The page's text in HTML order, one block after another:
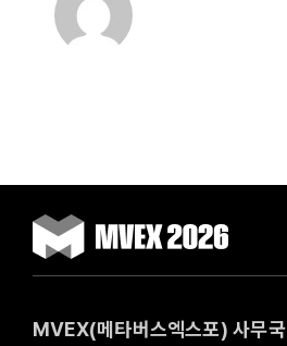
MVEX(메타버스엑스포) 사무국